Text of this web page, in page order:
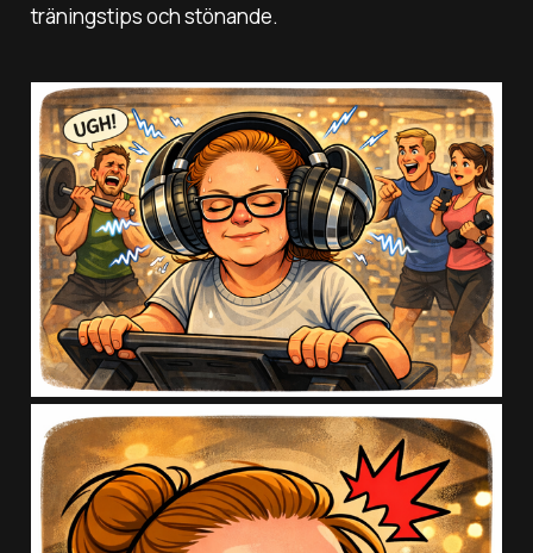
träningstips och stönande.